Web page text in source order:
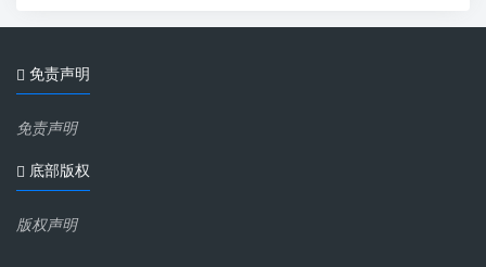
免责声明
免责声明
底部版权
版权声明